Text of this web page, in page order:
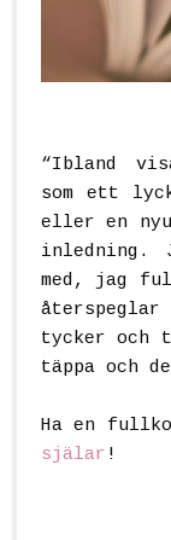
“Ibland
som ett
eller en
inledning.
med, jag
tycker och
täppa och
Ha en
själar !